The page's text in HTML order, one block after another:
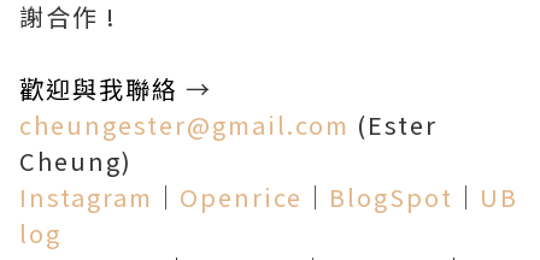
謝合作 !
歡迎與我聯絡 →
cheungester@gmail.com (Ester
Cheung)
Instagram │ Openrice │ BlogSpot │ UB
log